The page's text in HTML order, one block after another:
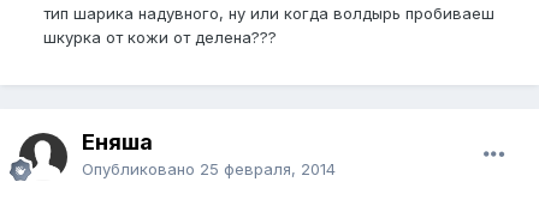
тип шарика надувного, ну или когда волдырь пробиваеш
шкурка от кожи от делена???
Еняша
Опубликовано 25 февраля, 2014